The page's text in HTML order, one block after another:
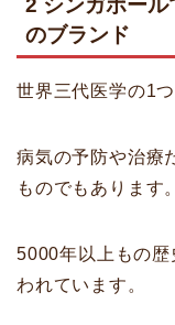
2 シンガポー
のブランド
世界三代医学の1
病気の予防や治療
ものでもあります。
5000年以上もの
われています。